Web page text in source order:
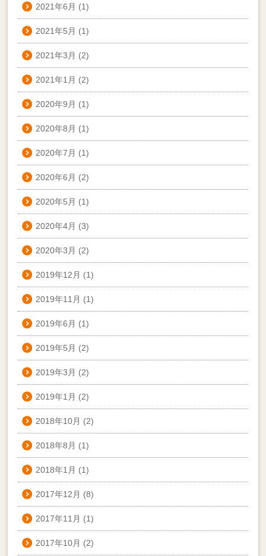
2021年6月 (1)
2021年5月 (1)
2021年3月 (2)
2021年1月 (2)
2020年9月 (1)
2020年8月 (1)
2020年7月 (1)
2020年6月 (2)
2020年5月 (1)
2020年4月 (3)
2020年3月 (2)
2019年12月 (1)
2019年11月 (1)
2019年6月 (1)
2019年5月 (2)
2019年3月 (2)
2019年1月 (2)
2018年10月 (2)
2018年8月 (1)
2018年1月 (1)
2017年12月 (8)
2017年11月 (1)
2017年10月 (2)